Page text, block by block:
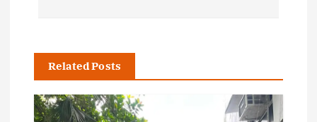
t
n Related Posts